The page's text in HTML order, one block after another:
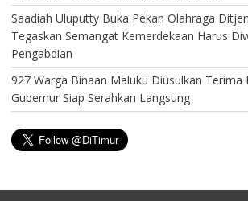
Saadiah Uluputty Buka Pekan Olahraga
Tegaskan Semangat Kemerdekaan Harus
Pengabdian
927 Warga Binaan Maluku Diusulkan Terima
Gubernur Siap Serahkan Langsung